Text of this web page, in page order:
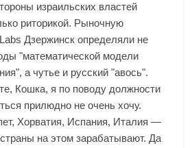
израильских властей
риторикой. Рыночную
Дзержинск определяли не
"математической модели
а чутье и русский "авось".
Кошка, я по поводу должности
прилюдно не очень хочу.
Хорватия, Испания, Италия —
на этом зарабатывают. Да